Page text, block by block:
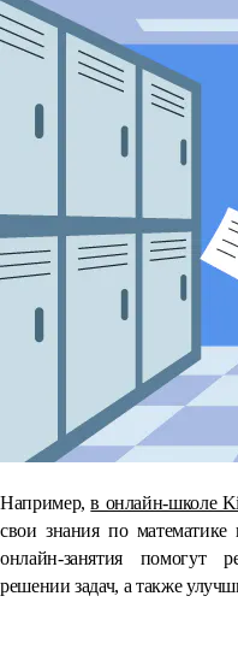
Например,в онлайн-школе
свои знания по
онлайн-занятия помогут
решении задач, а также